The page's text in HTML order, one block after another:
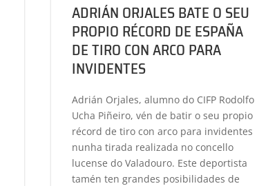
ADRIÁN ORJALES BATE O SEU
PROPIO RÉCORD DE ESPAÑA
DE TIRO CON ARCO PARA
INVIDENTES
Adrián Orjales, alumno do CIFP Rodolfo
Ucha Piñeiro, vén de batir o seu propio
récord de tiro con arco para invidentes
nunha tirada realizada no concello
lucense do Valadouro. Este deportista
tamén ten grandes posibilidades de